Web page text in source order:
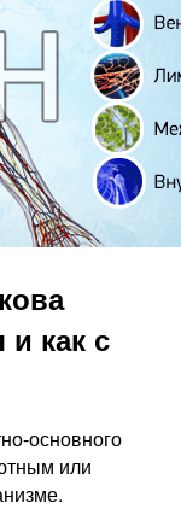
как с
основного
или